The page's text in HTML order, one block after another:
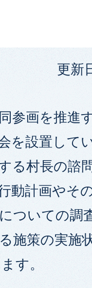
更新
参画を推進
を設置して
る村長の諮
動計画やそ
ついての調
施策の実施
す。